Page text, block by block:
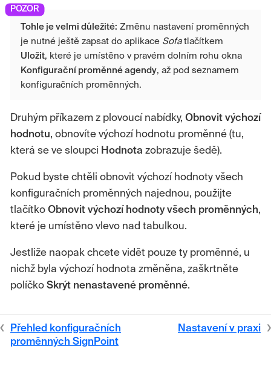
Tohle je velmi důležité: Změnu nastavení proměnných
je nutné ještě zapsat do aplikace Sofatlačítkem
Uložit, které je umístěno v pravém dolním rohu okna
Konfigurační proměnné agendy, až pod seznamem
konfiguračních proměnných.
Druhým příkazem z plovoucí nabídky, Obnovit výchozí
hodnotu, obnovíte výchozí hodnotu proměnné (tu,
která se ve sloupci Hodnota zobrazuje šedě).
Pokud byste chtěli obnovit výchozí hodnoty všech
konfiguračních proměnných najednou, použijte
tlačítko Obnovit výchozí hodnoty všech proměnných,
které je umístěno vlevo nad tabulkou.
Jestliže naopak chcete vidět pouze ty proměnné, u
nichž byla výchozí hodnota změněna, zaškrtněte
políčko Skrýt nenastavené proměnné.
Přehled konfiguračních
proměnných SignPoint
Nastavení v praxi